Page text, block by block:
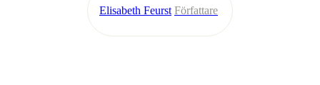
Elisabeth Feurst Författare